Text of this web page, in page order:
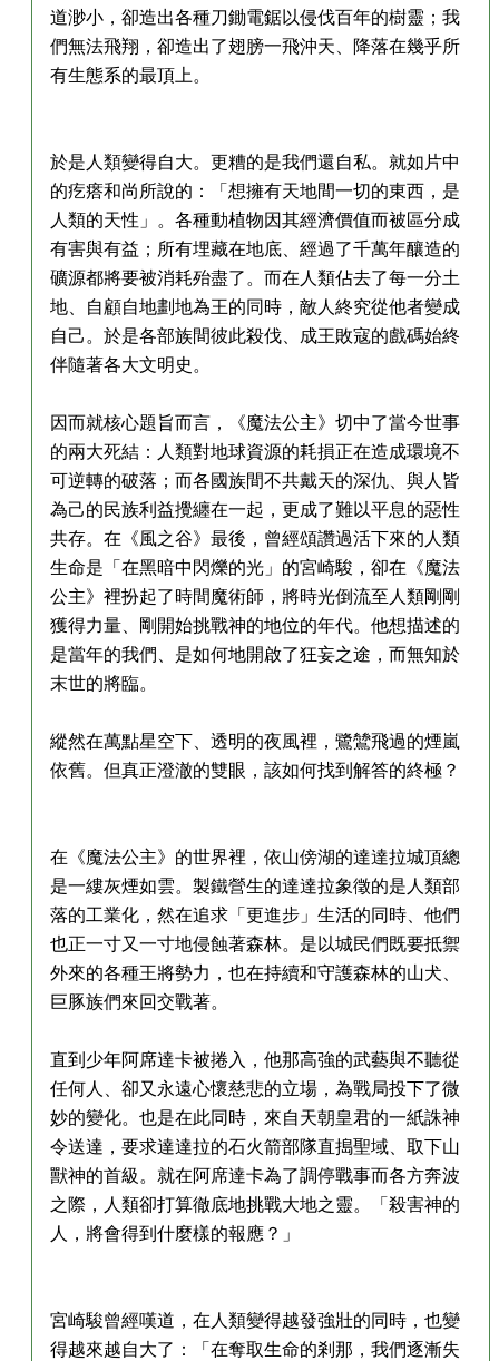
道渺小，卻造出各種刀鋤電鋸以侵伐百年的樹靈；我
們無法飛翔，卻造出了翅膀一飛沖天、降落在幾乎所
有生態系的最頂上。
於是人類變得自大。更糟的是我們還自私。就如片中
的疙瘩和尚所說的：「想擁有天地間一切的東西，是
人類的天性」。各種動植物因其經濟價值而被區分成
有害與有益；所有埋藏在地底、經過了千萬年釀造的
礦源都將要被消耗殆盡了。而在人類佔去了每一分土
地、自顧自地劃地為王的同時，敵人終究從他者變成
自己。於是各部族間彼此殺伐、成王敗寇的戲碼始終
伴隨著各大文明史。
因而就核心題旨而言，《魔法公主》切中了當今世事
的兩大死結：人類對地球資源的耗損正在造成環境不
可逆轉的破落；而各國族間不共戴天的深仇、與人皆
為己的民族利益攪纏在一起，更成了難以平息的惡性
共存。在《風之谷》最後，曾經頌讚過活下來的人類
生命是「在黑暗中閃爍的光」的宮崎駿，卻在《魔法
公主》裡扮起了時間魔術師，將時光倒流至人類剛剛
獲得力量、剛開始挑戰神的地位的年代。他想描述的
是當年的我們、是如何地開啟了狂妄之途，而無知於
末世的將臨。
縱然在萬點星空下、透明的夜風裡，鷺鷥飛過的煙嵐
依舊。但真正澄澈的雙眼，該如何找到解答的終極？
在《魔法公主》的世界裡，依山傍湖的達達拉城頂總
是一縷灰煙如雲。製鐵營生的達達拉象徵的是人類部
落的工業化，然在追求「更進步」生活的同時、他們
也正一寸又一寸地侵蝕著森林。是以城民們既要抵禦
外來的各種王將勢力，也在持續和守護森林的山犬、
巨豚族們來回交戰著。
直到少年阿席達卡被捲入，他那高強的武藝與不聽從
任何人、卻又永遠心懷慈悲的立場，為戰局投下了微
妙的變化。也是在此同時，來自天朝皇君的一紙誅神
令送達，要求達達拉的石火箭部隊直搗聖域、取下山
獸神的首級。就在阿席達卡為了調停戰事而各方奔波
之際，人類卻打算徹底地挑戰大地之靈。「殺害神的
人，將會得到什麼樣的報應？」
宮崎駿曾經嘆道，在人類變得越發強壯的同時，也變
得越來越自大了：「在奪取生命的剎那，我們逐漸失